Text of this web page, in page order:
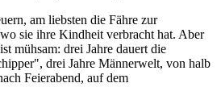
am liebsten die Fähre zur
sie ihre Kindheit verbracht hat. Aber
mühsam: drei Jahre dauert die
drei Jahre Männerwelt, von halb
Feierabend, auf dem